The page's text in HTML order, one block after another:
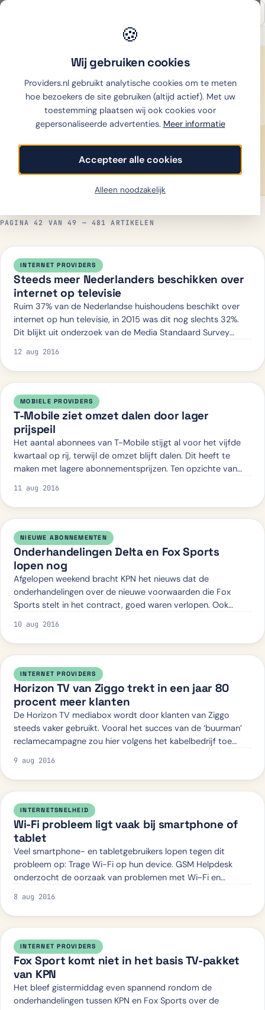
🍪
Wij gebruiken cookies
Providers.nl gebruikt analytische cookies om te meten
hoe bezoekers de site gebruiken (altijd actief). Met uw
toestemming plaatsen wij ook cookies voor
gepersonaliseerde advertenties. Meer informatie
Accepteer alle cookies
Alleen noodzakelijk
Thuiswinkel partner
REDACTIE SINDS 2007 481 artikelen
Nieuws
energie in Nederland. Onafhankelijke redactie — geen
advertoriële content.
PAGINA 42 VAN 49 — 481 ARTIKELEN
INTERNET PROVIDERS
Steeds meer Nederlanders beschikken over
internet op televisie
Ruim 37% van de Nederlandse huishoudens beschikt over
internet op hun televisie, in 2015 was dit nog slechts 32%.
Dit blijkt uit onderzoek van de Media Standaard Survey
12 aug 2016
MOBIELE PROVIDERS
T-Mobile ziet omzet dalen door lager
prijspeil
Het aantal abonnees van T-Mobile stijgt al voor het vijfde
kwartaal op rij, terwijl de omzet blijft dalen. Dit heeft te
maken met lagere abonnementsprijzen. Ten opzichte van
11 aug 2016
NIEUWE ABONNEMENTEN
Onderhandelingen Delta en Fox Sports
lopen nog
Afgelopen weekend bracht KPN het nieuws dat de
onderhandelingen over de nieuwe voorwaarden die Fox
Sports stelt in het contract, goed waren verlopen. Ook
10 aug 2016
INTERNET PROVIDERS
Horizon TV van Ziggo trekt in een jaar 80
procent meer klanten
De Horizon TV mediabox wordt door klanten van Ziggo
steeds vaker gebruikt. Vooral het succes van de ‘buurman’
reclamecampagne zou hier volgens het kabelbedrijf toe
9 aug 2016
INTERNETSNELHEID
Wi-Fi probleem ligt vaak bij smartphone of
tablet
Veel smartphone- en tabletgebruikers lopen tegen dit
probleem op: Trage Wi-Fi op hun device. GSM Helpdesk
onderzocht de oorzaak van problemen met Wi-Fi en
8 aug 2016
INTERNET PROVIDERS
Fox Sport komt niet in het basis TV-pakket
van KPN
Het bleef gistermiddag even spannend rondom de
onderhandelingen tussen KPN en Fox Sports over de